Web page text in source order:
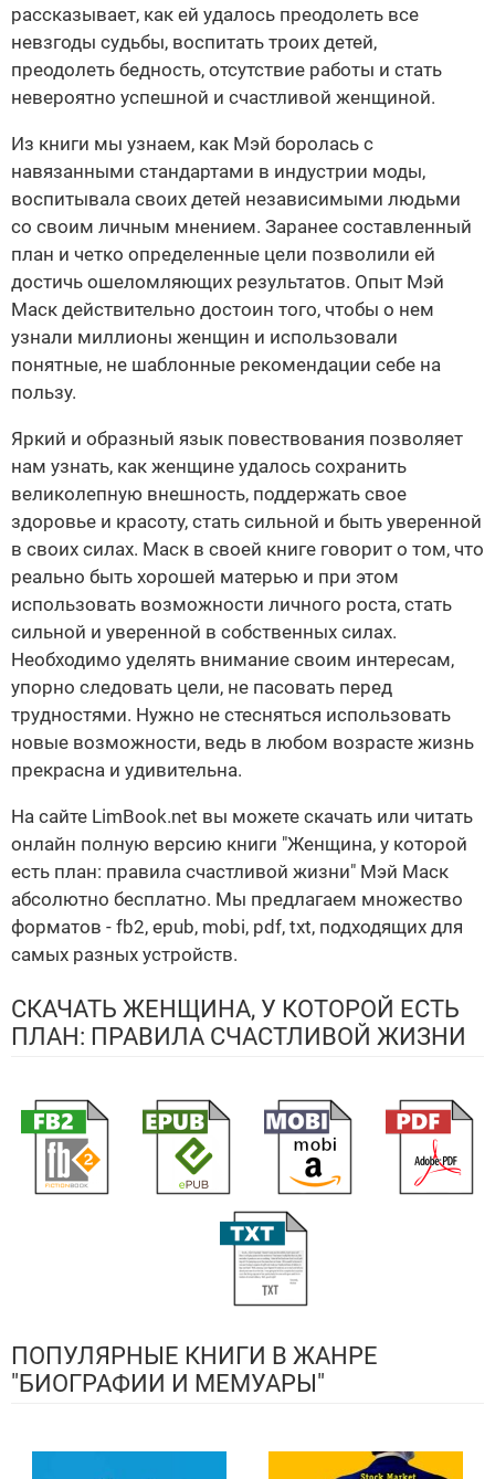
рассказывает, как ей удалось преодолеть все
невзгоды судьбы, воспитать троих детей,
преодолеть бедность, отсутствие работы и стать
невероятно успешной и счастливой женщиной.
Из книги мы узнаем, как Мэй боролась с
навязанными стандартами в индустрии моды,
воспитывала своих детей независимыми людьми
со своим личным мнением. Заранее составленный
план и четко определенные цели позволили ей
достичь ошеломляющих результатов. Опыт Мэй
Маск действительно достоин того, чтобы о нем
узнали миллионы женщин и использовали
понятные, не шаблонные рекомендации себе на
пользу.
Яркий и образный язык повествования позволяет
нам узнать, как женщине удалось сохранить
великолепную внешность, поддержать свое
здоровье и красоту, стать сильной и быть уверенной
в своих силах. Маск в своей книге говорит о том, что
реально быть хорошей матерью и при этом
использовать возможности личного роста, стать
сильной и уверенной в собственных силах.
Необходимо уделять внимание своим интересам,
упорно следовать цели, не пасовать перед
трудностями. Нужно не стесняться использовать
новые возможности, ведь в любом возрасте жизнь
прекрасна и удивительна.
На сайте LimBook.net вы можете скачать или читать
онлайн полную версию книги "Женщина, у которой
есть план: правила счастливой жизни" Мэй Маск
абсолютно бесплатно. Мы предлагаем множество
форматов - fb2, epub, mobi, pdf, txt, подходящих для
самых разных устройств.
СКАЧАТЬ ЖЕНЩИНА, У КОТОРОЙ ЕСТЬ
ПЛАН: ПРАВИЛА СЧАСТЛИВОЙ ЖИЗНИ
ПОПУЛЯРНЫЕ КНИГИ В ЖАНРЕ
"БИОГРАФИИ И МЕМУАРЫ"